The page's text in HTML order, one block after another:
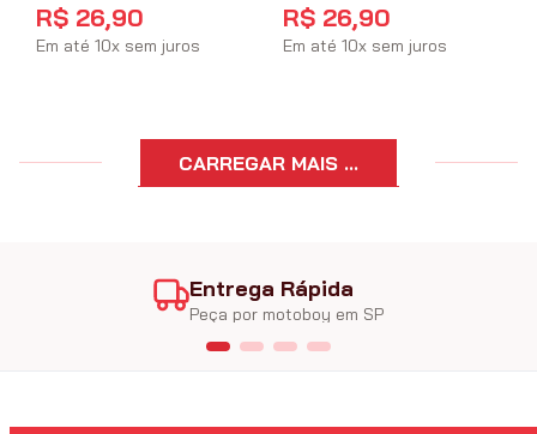
R$ 26,90
Em até 10x sem juros
R$ 26,90
Em até 10x sem juros
Entrega Rápida
Peça por motoboy em SP